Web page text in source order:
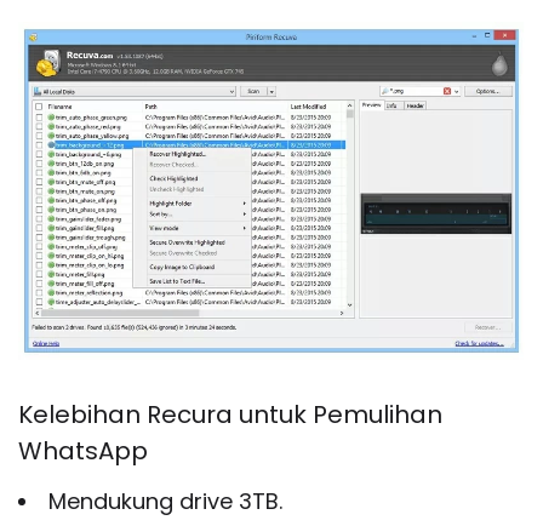
Kelebihan Recura untuk Pemulihan
WhatsApp
Mendukung drive 3TB.